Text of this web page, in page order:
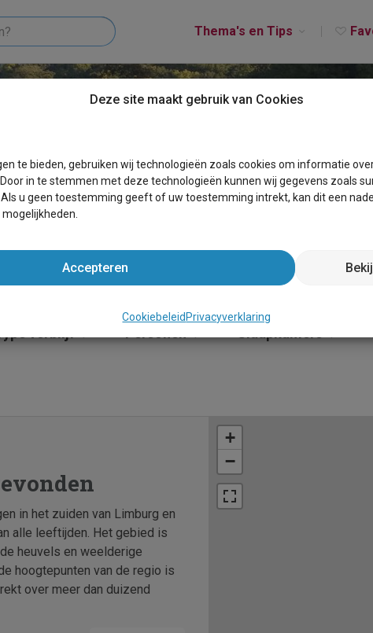
Thema's en Tips
in het zuiden van Limburg en
alle leeftijden. Het gebied is
heuvels en weelderige
hoogtepunten van de regio is
over meer dan duizend
+
−
Deze site maakt gebruik van Cookies
te bieden, gebruiken wij technologieën zoals cookies om informatie
in te stemmen met deze technologieën kunnen wij gegevens zoals
u geen toestemming geeft of uw toestemming intrekt, kan dit een
Accepteren
Cookiebeleid Privacyverklaring